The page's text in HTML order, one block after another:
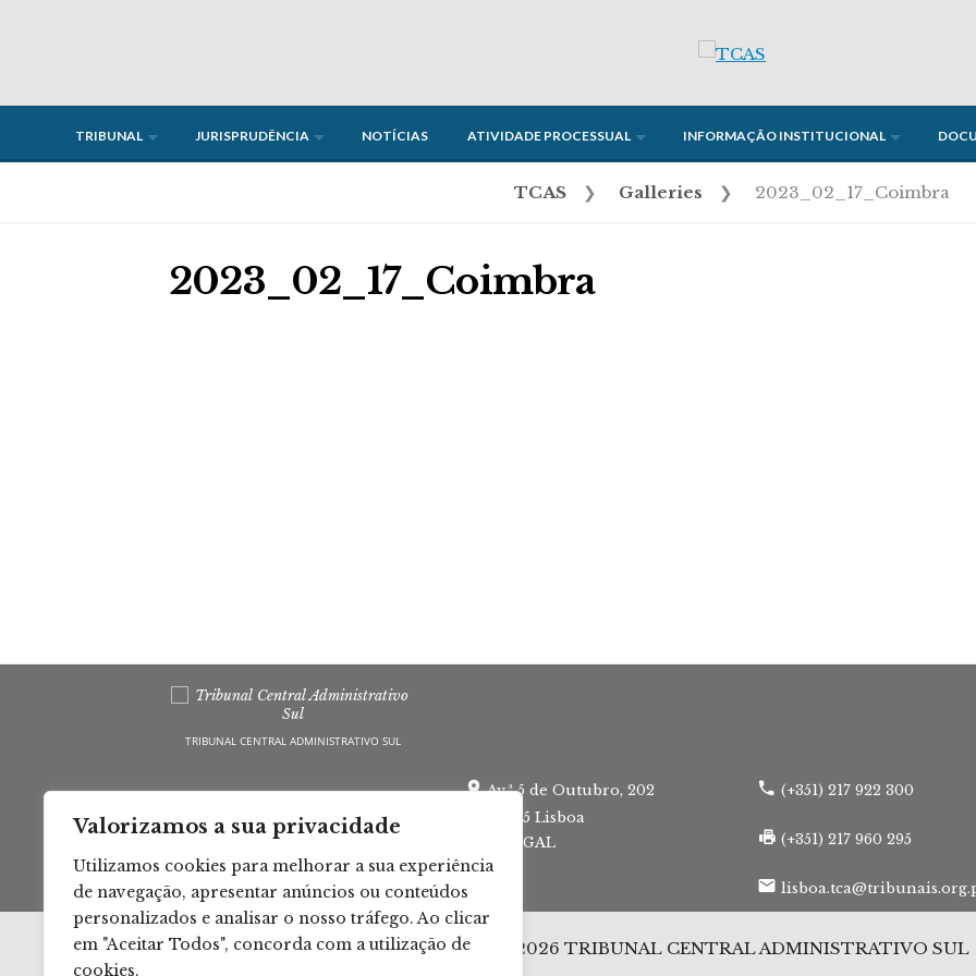
Valorizamos a sua privacidade
Utilizamos cookies para melhorar a sua experiência
de navegação, apresentar anúncios ou conteúdos
personalizados e analisar o nosso tráfego. Ao clicar
em "Aceitar Todos", concorda com a utilização de
cookies.
TRIBUNAL JURISPRUDÊNCIA NOTÍCIAS ATIVIDADE PROCESSUAL INFORMAÇÃO INSTITUCIONAL
TCAS ❯ Galleries ❯ 2023_02_17_Coimbra
2023_02_17_Coimbra
TRIBUNAL CENTRAL ADMINISTRATIVO SUL
Av.ª 5 de Outubro, 202
1050-065 Lisboa
PORTUGAL
(+351) 217 922 300
(+351) 217 960 295
© 2026 TRIBUNAL CENTRAL ADMINISTRATIVO SUL